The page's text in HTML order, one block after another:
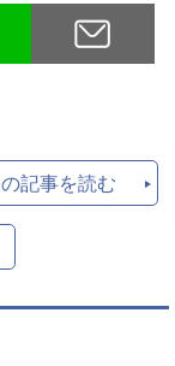
記事を読む